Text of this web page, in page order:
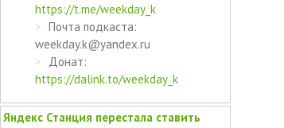
https://t.me/weekday_k
Почта подкаста:
weekday.k@yandex.ru
Донат:
https://dalink.to/weekday_k
Яндекс Станция перестала ставить